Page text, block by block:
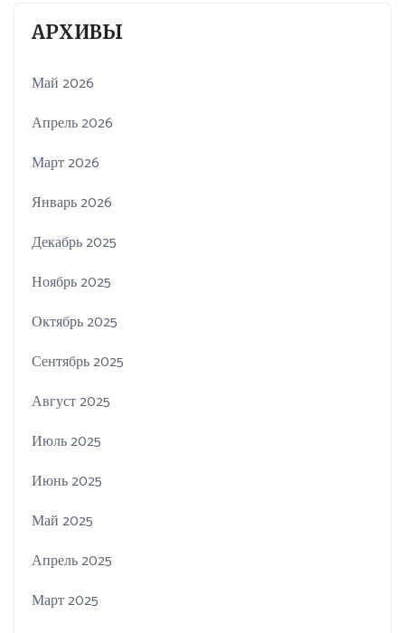
АРХИВЫ
Май 2026
Апрель 2026
Март 2026
Январь 2026
Декабрь 2025
Ноябрь 2025
Октябрь 2025
Сентябрь 2025
Август 2025
Июль 2025
Июнь 2025
Май 2025
Апрель 2025
Март 2025